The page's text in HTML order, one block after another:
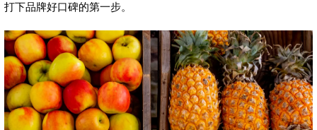
打下品牌好口碑的第一步。